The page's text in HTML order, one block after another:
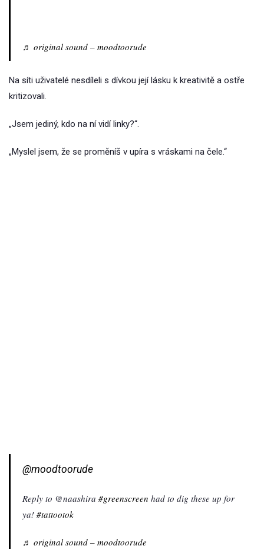
♬ original sound – moodtoorude
Na síti uživatelé nesdíleli s dívkou její lásku k kreativitě a ostře
kritizovali.
„Jsem jediný, kdo na ní vidí linky?“.
„Myslel jsem, že se proměníš v upíra s vráskami na čele.“
@moodtoorude
Reply to @naashira #greenscreen had to dig these up for
ya! #tattootok
♬ original sound – moodtoorude